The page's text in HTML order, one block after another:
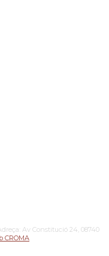
Av Constitució 24, 08740
CROMA